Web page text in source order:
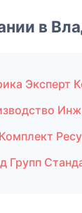
в
Эксперт
Групп